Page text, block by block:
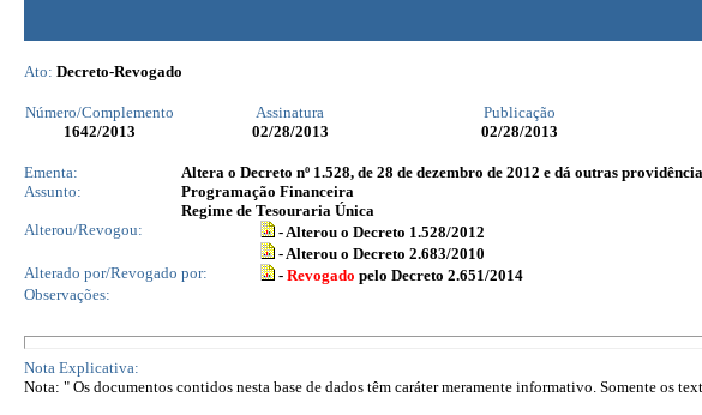
Ato: Decreto-Revogado
Número/Complemento Assinatura Publicação
1642/2013 02/28/2013 02/28/2013
Ementa:
Altera o Decreto nº 1.528, de 28 de dezembro de 2012 e dá outras
Assunto:
Programação Financeira
Regime de Tesouraria Única
Alterou/Revogou:
- Alterou o Decreto 1.528/2012
- Alterou o Decreto 2.683/2010
Alterado por/Revogado por:
- Revogado pelo Decreto 2.651/2014
Observações:
Nota Explicativa:
Nota: " Os documentos contidos nesta base de dados têm caráter meramente informativo. Somente os